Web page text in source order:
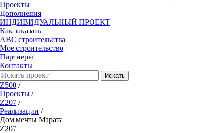
Проекты
Дополнения
ИНДИВИДУАЛЬНЫЙ ПРОЕКТ
Как заказать
ABC строительства
Мое строительство
Партнеры
Контакты
Искать
Z500 /
Проекты /
Z207 /
Реализации /
Дом мечты Марата
Z207